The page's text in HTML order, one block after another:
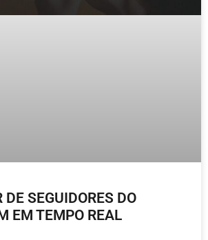
DE SEGUIDORES DO
EM TEMPO REAL